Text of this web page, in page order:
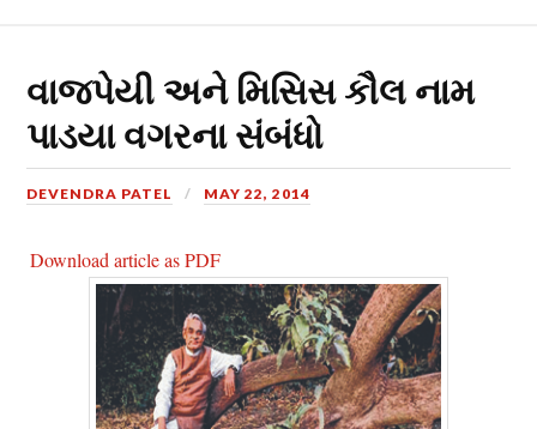
વાજપેયી અને મિસિસ કૌલ નામ
પાડયા વગરના સંબંધો
DEVENDRA PATEL MAY 22, 2014
Download article as PDF